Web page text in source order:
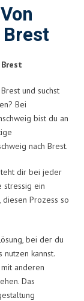
und suchst
Bei
bist du an
nach Brest.
dir bei jeder
stressig ein
Prozess so
bei der du
kannst.
anderen
Das